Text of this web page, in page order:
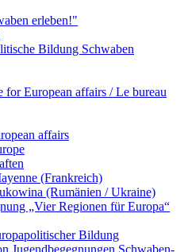
erleben!"
Bildung Schwaben
for European affairs / Le bureau
affairs
(Frankreich)
(Rumänien / Ukraine)
„Vier Regionen für Europa“
Bildung
Jugendbegegnungen Schwaben-